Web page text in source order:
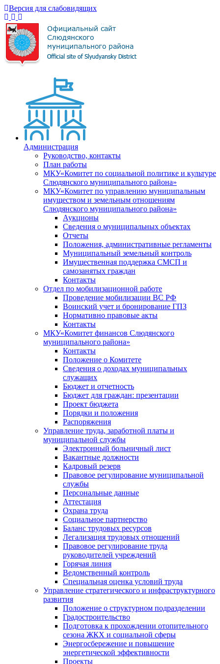
Версия для слабовидящих
Администрация
Руководство, контакты
План работы
МКУ«Комитет по социальной политике и культуре
Слюдянского муниципального района»
МКУ«Комитет по управлению муниципальным
имуществом и земельным отношениям
Слюдянского муниципального района»
Аукционы
Сведения о муниципальных объектах
Отчеты
Положения, административные регламенты
Муниципальный земельный контроль
Имущественная поддержка СМСП и
самозанятых граждан
Контакты
Отдел по мобилизационной работе
Проведение мобилизации ВС РФ
Воинский учет и бронирование ГПЗ
Нормативно правовые акты
Контакты
МКУ«Комитет финансов Слюдянского
муниципального района»
Контакты
Положение о Комитете
Сведения о доходах муниципальных
служащих
Бюджет и отчетность
Бюджет для граждан: презентации
Проект бюджета
Порядки и положения
Распоряжения
Управление труда, заработной платы и
муниципальной службы
Электронный больничный лист
Вакантные должности
Кадровый резерв
Правовое регулирование муниципальной
службы
Персональные данные
Аттестация
Охрана труда
Социальное партнерство
Баланс трудовых ресурсов
Легализация трудовых отношений
Правовое регулирование труда
руководителей учреждений
Горячая линия
Ведомственный контроль
Специальная оценка условий труда
Управление стратегического и инфраструктурного
развития
Положение о структурном подразделении
Градостроительство
Подготовка к прохождении отопительного
сезона ЖКХ и социальной сферы
Энергосбережение и повышение
энергетической эффективности
Проекты